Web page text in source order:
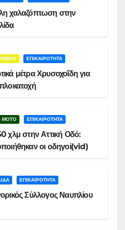
χαλαζόπτωση στην
ΕΠΙΚΑΙΡΟΤΗΤΑ
μέτρα Χρυσοχοΐδη για
MOTO ΕΠΙΚΑΙΡΟΤΗΤΑ
χλμ στην Αττική Οδό:
οι οδηγοί(vid)
ΕΠΙΚΑΙΡΟΤΗΤΑ
Σύλλογος Ναυπλίου